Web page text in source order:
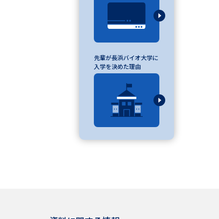
資料検索
先輩が長浜バイオ大学に
入学を決めた理由